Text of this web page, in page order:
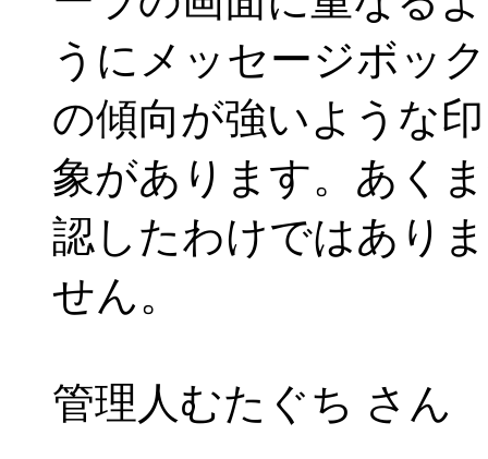
うにメッセージボッ
の傾向が強いような印
象があります。あく
認したわけではありま
せん。
管理人むたぐち さん